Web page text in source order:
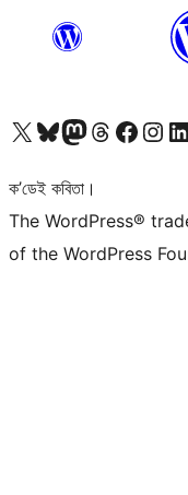
আমাৰ X (আগৰ Twitter) একাউণ্টলৈ যাওকআমাৰ Bluesky একাউণ্টলৈ যাওকআমাৰ Mastodon একাউণ্টলৈ যাওকআমাৰ Threads একাউণ্টলৈ যাওকআমাৰ Facebook পৃষ্ঠালৈ যাওকআমাৰ Instagram একাউণ্টলৈ যাওক
আমাৰ
ক’ডেই কবিতা।
The WordPress®
of the WordPress